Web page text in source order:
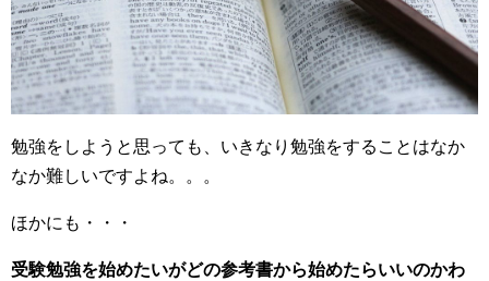
勉強をしようと思っても、いきなり勉強をすることはなか
なか難しいですよね。。。
ほかにも・・・
受験勉強を始めたいがどの参考書から始めたらいいのかわ